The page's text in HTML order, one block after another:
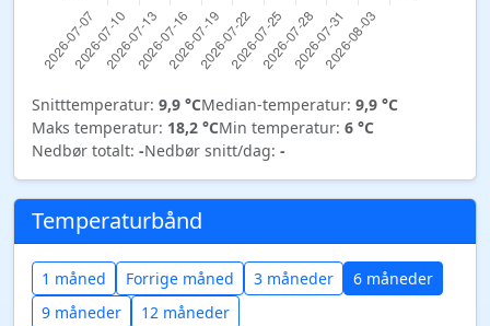
Snitttemperatur: 9,9 °CMedian-temperatur: 9,9 °C
Maks temperatur: 18,2 °CMin temperatur: 6 °C
Nedbør totalt: -Nedbør snitt/dag: -
Temperaturbånd
1 måned Forrige måned 3 måneder
6 måneder
9 måneder
12 måneder